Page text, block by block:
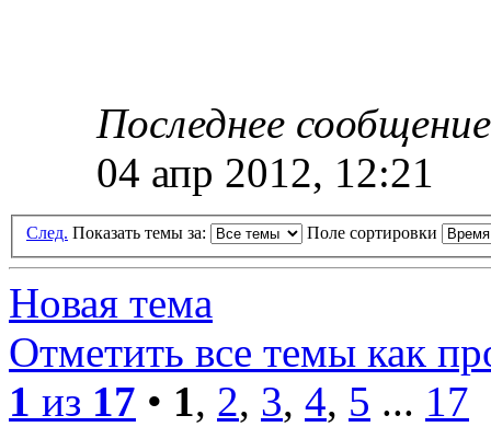
Последнее
04 апр 2012, 12:21
След. Показать темы за: Поле сортировки
Новая тема
Отметить все темы как
1 из 17 • 1, 2, 3, 4, 5 ... 17